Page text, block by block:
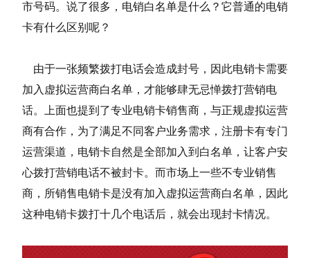
市号码。说了很多，电销白名单是什么？它普通的电销
卡有什么区别呢？
由于一张频繁拨打电话会造成封号，因此电销卡需要
加入虚拟运营商白名单，才能够肆无忌惮拨打营销电
话。上面也提到了专业电销卡销售商，与正规虚拟运营
商有合作，为了满足不同客户业务需求，注册卡有专门
运营渠道，电销卡自然是全部加入到白名单，让客户安
心拨打营销电话不被封卡。而市场上一些不专业销售
商，所销售电销卡是没有加入虚拟运营商白名单，因此
这种电销卡拨打十几个电话后，就会出现封卡情况。